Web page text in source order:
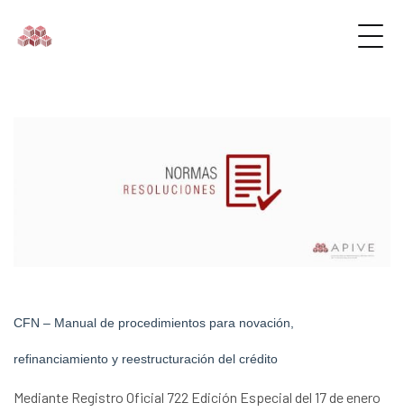
CFN – Manual de procedimientos para novación,
refinanciamiento y reestructuración del crédito
Mediante Registro Oficial 722 Edición Especial del 17 de enero